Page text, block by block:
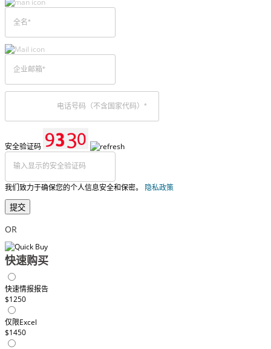
安全验证码
我们致力于确保您的个人信息安全和保密。 隐私政策
提交
OR
快速购买
快速情报报告
$1250
仅限Excel
$1450